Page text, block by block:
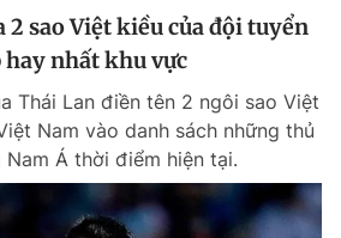
2 sao Việt kiều của đội tuyển
hay nhất khu vực
Thái Lan điền tên 2 ngôi sao Việt
Nam vào danh sách những thủ
Á thời điểm hiện tại.